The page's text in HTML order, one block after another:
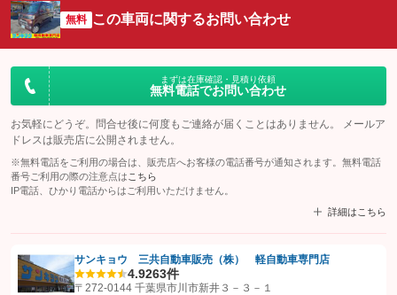
無料 この車両に関するお問い合わせ
まずは在庫確認・見積り依頼
無料電話でお問い合わせ
お気軽にどうぞ。問合せ後に何度もご連絡が届くことはありません。 メールア
ドレスは販売店に公開されません。
※無料電話をご利用の場合は、販売店へお客様の電話番号が通知されます。無料電話
番号ご利用の際の注意点は こちら
IP電話、ひかり電話からはご利用いただけません。
詳細はこちら
【STEP1】認証画面でグーネットを友だち追加してから「許可する」ボタンを押
サンキョウ 三共自動車販売（株） 軽自動車専門店
4.9263件
〒272-0144 千葉県市川市新井３－３－１